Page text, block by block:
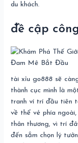
du khách.
đề cập
tài xỉu go888 sẽ
thành cục mình là
tranh ví trí đầu tiên
về thể vẻ phía ngoài,
thân thương, vì trí
đến sắm chọn lý